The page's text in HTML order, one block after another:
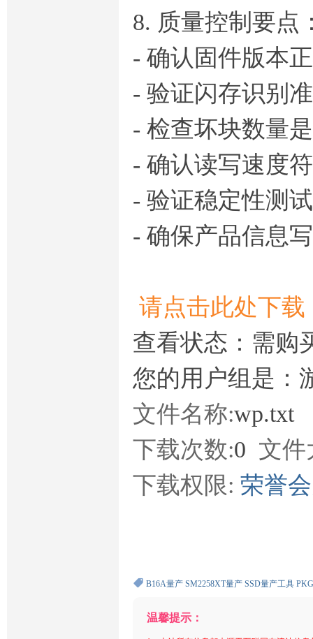
8. 质量控制要点
- 确认固件版本
- 验证闪存识别
- 检查坏块数量
- 确认读写速度
- 验证稳定性测
- 确保产品信息
请点击此处下载
查看状态：需购
您的用户组是：
文件名称:wp.txt
下载次数:0 文件
下载权限: 荣誉
B16A量产 SM2258XT量产 SSD量产工具
温馨提示：